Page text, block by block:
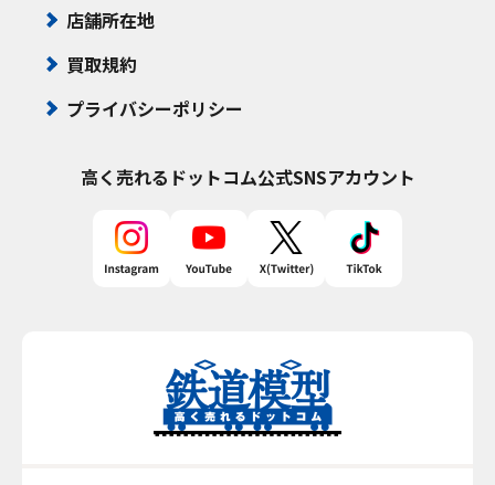
店舗所在地
買取規約
プライバシーポリシー
高く売れるドットコム公式SNSアカウント